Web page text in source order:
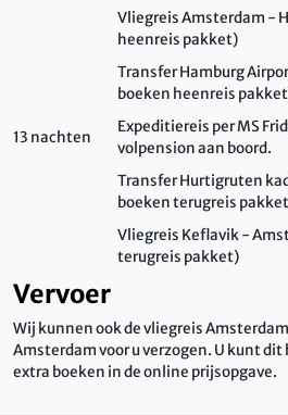
Vliegreis Amsterdam -
heenreis pakket)
Transfer Hamburg
boeken heenreis
13 nachten
Expeditiereis per MS
volpension aan boord.
Transfer Hurtigruten
boeken terugreis
Vliegreis Keflavik -
terugreis pakket)
Vervoer
Wij kunnen ook de vliegreis
Amsterdam voor u verzogen. U kunt
extra boeken in de online prijsopgave.